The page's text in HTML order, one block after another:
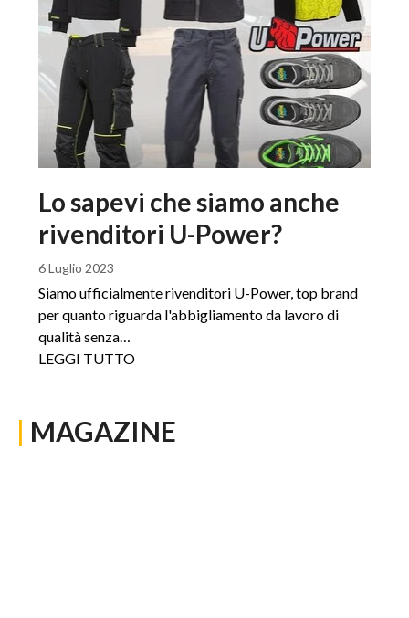
Lo sapevi che siamo anche
rivenditori U-Power?
6 Luglio 2023
Siamo ufficialmente rivenditori U-Power, top brand
per quanto riguarda l'abbigliamento da lavoro di
qualità senza…
LEGGI TUTTO
| MAGAZINE